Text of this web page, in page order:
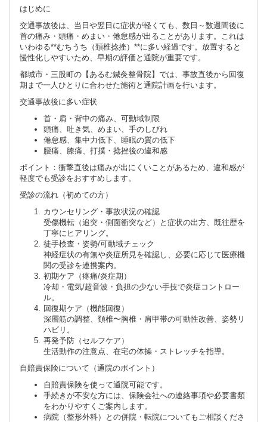
はじめに
交通事故後は、当日や翌日に症状が軽くても、数日～数週間後に
首の痛み・頭痛・めまい・倦怠感が出ることがあります。これは
いわゆる**むちうち（頚椎捻挫）**に多い経過です。放置すると
慢性化しやすいため、早期の評価と通院が重要です。
都城市・三股町の【あるむ鍼灸整骨院】では、事故直後から回復
期まで一人ひとりに合わせた施術と通院計画を行います。
交通事故後に多い症状
首・肩・背中の痛み、可動域制限
頭痛、吐き気、めまい、手のしびれ
倦怠感、集中力低下、睡眠の質の低下
腰痛、膝痛、打撲・捻挫後の違和感
ポイント：衝撃直後は痛みが出にくいことがあるため、違和感が
軽度でも受診をおすすめします。
受診の流れ（初めての方）
カウンセリング・事故状況の確認
受傷機転（追突・側面衝突など）と症状の出方、既往歴を
丁寧にヒアリング。
徒手検査・姿勢/可動域チェック
神経症状の有無や炎症所見を確認し、必要に応じて医療機
関の受診を連携案内。
初期ケア（疼痛/炎症期）
冷却・電気/超音波・負担の少ない手技で炎症コントロー
ル。
回復期ケア（機能回復）
深層筋の調整、頚椎〜胸椎・肩甲帯の可動性改善、姿勢リ
ハビリ。
再発予防（セルフケア）
生活動作の注意点、在宅の体操・ストレッチを指導。
自賠責保険について（通院のポイント）
自賠責保険を使って通院可能です。
手続きが不安な方には、保険会社への連絡事項や必要書類
をわかりやすくご案内します。
病院（整形外科）との併院・転院についてもご相談くださ